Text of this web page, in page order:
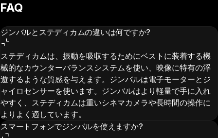
FAQ
ジンバルとステディカムの違いは何ですか?
ステディカムは、振動を吸収するためにベストに装着する機
械的なカウンターバランスシステムを使い、映像に特有の浮
遊するような質感を与えます。ジンバルは電子モーターとジ
ャイロセンサーを使います。ジンバルはより軽量で手に入れ
やすく、ステディカムは重いシネマカメラや長時間の操作に
よりよく適しています。
スマートフォンでジンバルを使えますか?